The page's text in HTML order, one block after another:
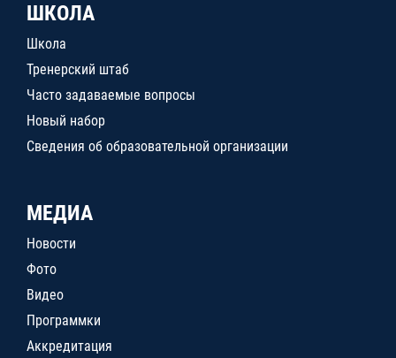
ШКОЛА
Школа
Тренерский штаб
Часто задаваемые вопросы
Новый набор
Сведения об образовательной организации
МЕДИА
Новости
Фото
Видео
Программки
Аккредитация